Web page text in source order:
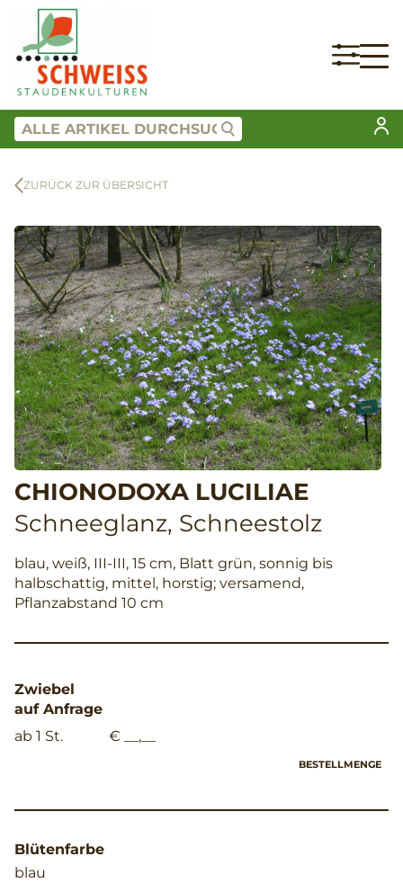
ZURÜCK ZUR ÜBERSICHT
CHIONODOXA LUCILIAE
Schneeglanz, Schneestolz
blau, weiß, III-III, 15 cm, Blatt grün, sonnig bis
halbschattig, mittel, horstig; versamend,
Pflanzabstand 10 cm
Zwiebel
auf Anfrage
ab 1 St.
€ __,__
BESTELLMENGE
Blütenfarbe
blau